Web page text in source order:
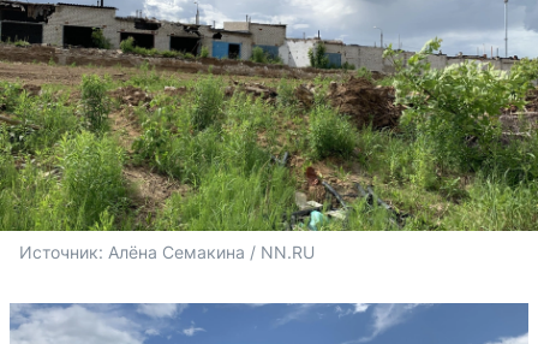
Источник: Алёна Семакина / NN.RU